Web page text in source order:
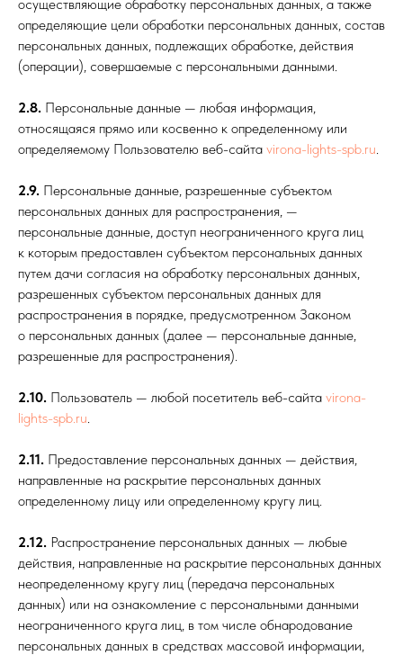
осуществляющие обработку персональных данных, а также
определяющие цели обработки персональных данных, состав
персональных данных, подлежащих обработке, действия
(операции), совершаемые с персональными данными.
2.8. Персональные данные — любая информация,
относящаяся прямо или косвенно к определенному или
определяемому Пользователю веб-сайта virona-lights-spb.ru
2.9. Персональные данные, разрешенные субъектом
персональных данных для распространения, —
персональные данные, доступ неограниченного круга лиц
к которым предоставлен субъектом персональных данных
путем дачи согласия на обработку персональных данных,
разрешенных субъектом персональных данных для
распространения в порядке, предусмотренном Законом
о персональных данных (далее — персональные данные,
разрешенные для распространения).
2.10. Пользователь — любой посетитель веб-сайта virona-
lights-spb.ru
2.11. Предоставление персональных данных — действия,
направленные на раскрытие персональных данных
определенному лицу или определенному кругу лиц.
2.12. Распространение персональных данных — любые
действия, направленные на раскрытие персональных данных
неопределенному кругу лиц (передача персональных
данных) или на ознакомление с персональными данными
неограниченного круга лиц, в том числе обнародование
персональных данных в средствах массовой информации,